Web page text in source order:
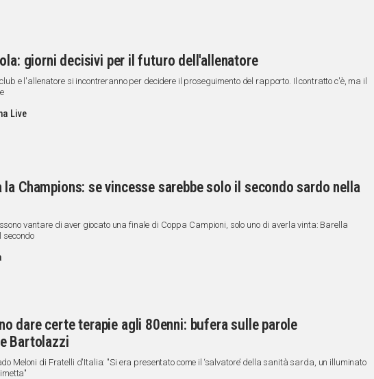
giorni decisivi per il futuro dell'allenatore
e l'allenatore si incontreranno per decidere il proseguimento del rapporto. Il contratto c'è, ma il
Live
la Champions: se vincesse sarebbe solo il secondo sardo nella
vantare di aver giocato una finale di Coppa Campioni, solo uno di averla vinta: Barella
secondo
dare certe terapie agli 80enni: bufera sulle parole
Bartolazzi
Meloni di Fratelli d'Italia: "Si era presentato come il ‘salvatore’ della sanità sarda, un illuminato